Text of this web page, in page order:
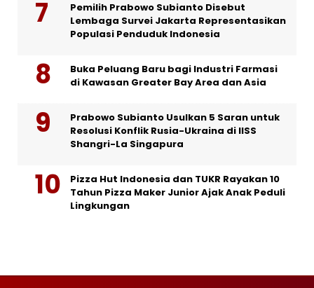
Pemilih Prabowo Subianto Disebut
Lembaga Survei Jakarta Representasikan
Populasi Penduduk Indonesia
Buka Peluang Baru bagi Industri Farmasi
di Kawasan Greater Bay Area dan Asia
Prabowo Subianto Usulkan 5 Saran untuk
Resolusi Konflik Rusia-Ukraina di IISS
Shangri-La Singapura
Pizza Hut Indonesia dan TUKR Rayakan 10
Tahun Pizza Maker Junior Ajak Anak Peduli
Lingkungan